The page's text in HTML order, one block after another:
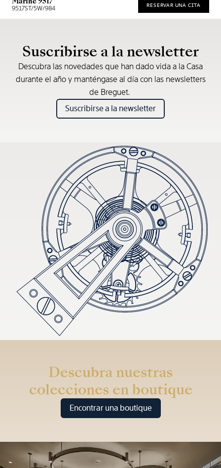
9517ST/5W/984 RESERVAR UNA CITA
Suscribirse a la newsletter
Descubra las novedades que han dado vida a la Casa
durante el año y manténgase al día con las newsletters
de Breguet.
Suscribirse a la newsletter
Descubra nuestras
colecciones en boutique
Encontrar una boutique